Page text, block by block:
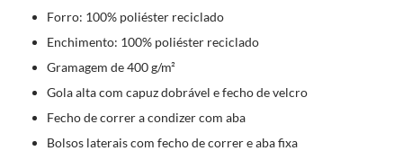
Forro: 100% poliéster reciclado
Enchimento: 100% poliéster reciclado
Gramagem de 400 g/m²
Gola alta com capuz dobrável e fecho de velcro
Fecho de correr a condizer com aba
Bolsos laterais com fecho de correr e aba fixa